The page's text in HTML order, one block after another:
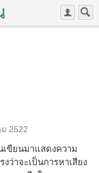
2522
ขียนมาแสดงความ
ว่าจะเป็นการหาเสียง